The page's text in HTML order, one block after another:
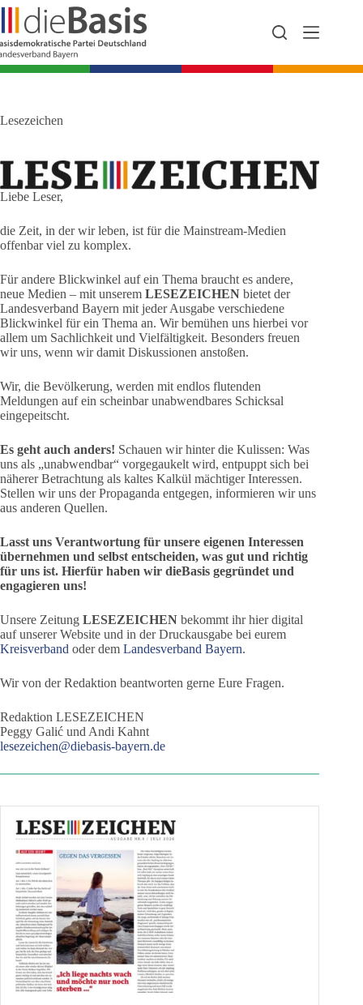
Zum
Inhalt
springen
Lesezeichen
Liebe Leser,
die Zeit, in der wir leben, ist für die Mainstream-Medien
offenbar viel zu komplex.
Für andere Blickwinkel auf ein Thema braucht es andere,
neue Medien – mit unserem LESEZEICHEN bietet der
Landesverband Bayern mit jeder Ausgabe verschiedene
Blickwinkel für ein Thema an. Wir bemühen uns hierbei vor
allem um Sachlichkeit und Vielfältigkeit. Besonders freuen
wir uns, wenn wir damit Diskussionen anstoßen.
Wir, die Bevölkerung, werden mit endlos flutenden
Meldungen auf ein scheinbar unabwendbares Schicksal
eingepeitscht.
Es geht auch anders! Schauen wir hinter die Kulissen: Was
uns als „unabwendbar“ vorgegaukelt wird, entpuppt sich bei
näherer Betrachtung als kaltes Kalkül mächtiger Interessen.
Stellen wir uns der Propaganda entgegen, informieren wir uns
aus anderen Quellen.
Lasst uns Verantwortung für unsere eigenen Interessen
übernehmen und selbst entscheiden, was gut und richtig
für uns ist. Hierfür haben wir dieBasis gegründet und
engagieren uns!
Unsere Zeitung LESEZEICHEN bekommt ihr hier digital
auf unserer Website und in der Druckausgabe bei eurem
Kreisverband oder dem Landesverband Bayern.
Wir von der Redaktion beantworten gerne Eure Fragen.
Redaktion LESEZEICHEN
Peggy Galić und Andi Kahnt
lesezeichen@diebasis-bayern.de